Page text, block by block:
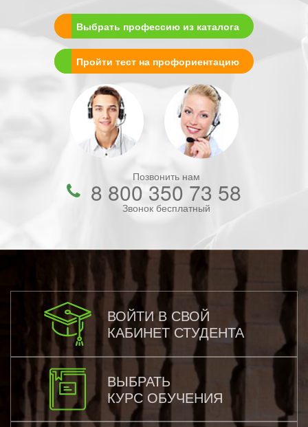
Выбрать профессию из каталога
Пройти тест на профориентацию
Позвонить нам
8 800 350 73 58
Звонок бесплатный
ВОЙТИ В СВОЙ
КАБИНЕТ СТУДЕНТА
ВЫБРАТЬ
КУРС ОБУЧЕНИЯ